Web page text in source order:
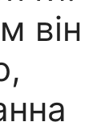
він